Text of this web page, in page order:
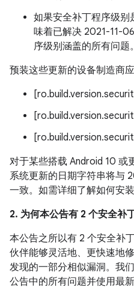
如果安全补丁程序级
味着已解决 2021-11-
序级别涵盖的所有问题。
预装这些更新的设备制造商
对于某些搭载 Android 10 或
系统更新的日期字符串将与
一致。如需详细了解如何安
2. 为何本公告有 2 个安全补
本公告之所以有 2 个安全补
伙伴能够灵活地、更快速地
发现的一部分相似漏洞。我
公告中的所有问题并使用最